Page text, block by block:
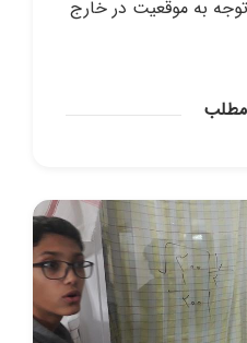
به موقعیت در خارج
مطلب